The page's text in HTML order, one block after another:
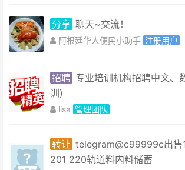
分享 聊天~交流！
阿根廷华人便民小助手 注册用户
招聘 专业培训机构​招聘中文、
训)
lisa 管理团队
转让 telegram@c99999c出售
201 220轨道料内料储蓄